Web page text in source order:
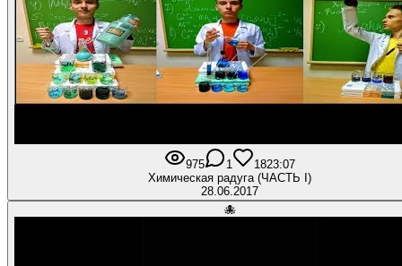
975 1 1823:07
Химическая радуга (ЧАСТЬ I)
28.06.2017
🐙